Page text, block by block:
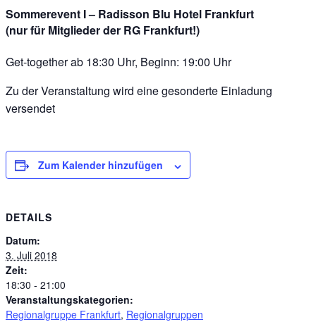
Sommerevent I – Radisson Blu Hotel Frankfurt
(nur für Mitglieder der RG Frankfurt!)
Get-together ab 18:30 Uhr, Beginn: 19:00 Uhr
Zu der Veranstaltung wird eine gesonderte Einladung
versendet
Zum Kalender hinzufügen
DETAILS
Datum:
3. Juli 2018
Zeit:
18:30 - 21:00
Veranstaltungskategorien:
Regionalgruppe Frankfurt, Regionalgruppen